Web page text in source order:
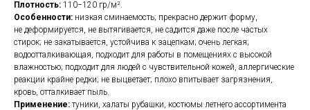
Плотность: 110−120 гр/м².
Особенности: низкая сминаемость; прекрасно держит форму,
не деформируется, не вытягивается, не садится даже после частых
стирок; не закатывается, устойчива к зацепкам; очень легкая;
водоотталкивающая, подходит для работы в помещениях с высокой
влажностью; подходит для людей с чувствительной кожей, аллергические
реакции крайне редки; не выцветает; плохо впитывает загрязнения,
кровь, отталкивает пыль.
Применение: туники, халаты рубашки, костюмы летнего ассортимента